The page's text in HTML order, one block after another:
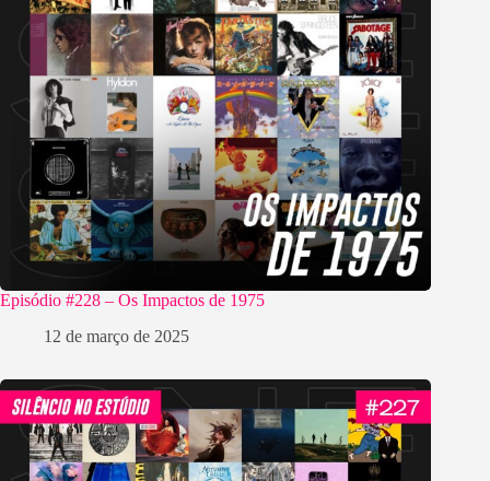
Episódio #228 – Os Impactos de 1975
12 de março de 2025